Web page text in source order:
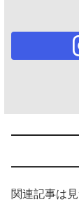
関連記事は